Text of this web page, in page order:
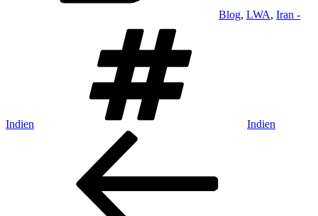
Blog, LWA, Iran -
Indien Indien
Beitragsnavigation